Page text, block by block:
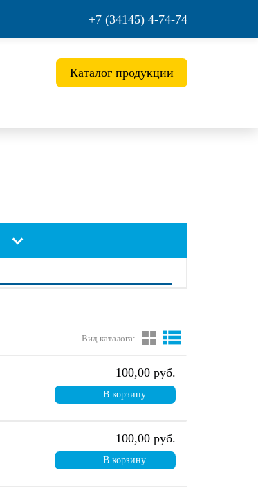
+7 (34145) 4-74-74
Каталог продукции
Вид каталога:
100,00 руб.
В корзину
100,00 руб.
В корзину